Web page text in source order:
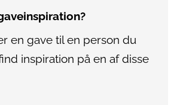
en gave til en person du
inspiration på en af disse